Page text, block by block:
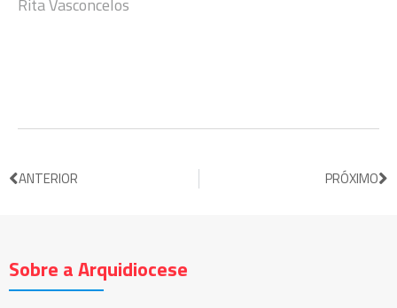
Rita Vasconcelos
ANTERIOR PRÓXIMO
Sobre a Arquidiocese